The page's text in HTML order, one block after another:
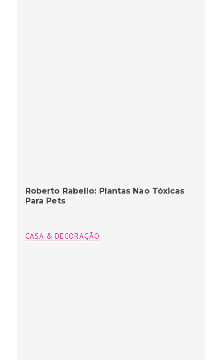
Roberto Rabello: Plantas Não Tóxicas
Para Pets
CASA & DECORAÇÃO